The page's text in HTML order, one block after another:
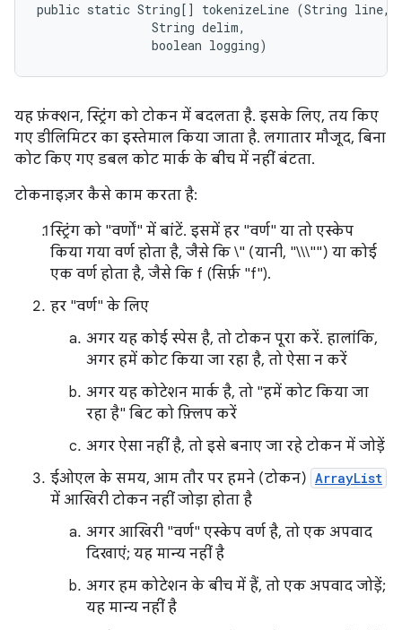
public static String[] tokenizeLine (String line,
                String delim,
                boolean logging)
यह फ़ंक्शन, स्ट्रिंग को टोकन में बदलता है. इसके लिए, तय किए
गए डीलिमिटर का इस्तेमाल किया जाता है. लगातार मौजूद, बिना
कोट किए गए डबल कोट मार्क के बीच में नहीं बंटता.
टोकनाइज़र कैसे काम करता है:
स्ट्रिंग को "वर्णों" में बांटें. इसमें हर "वर्ण" या तो एस्केप
किया गया वर्ण होता है, जैसे कि \" (यानी, "\\\"") या कोई
एक वर्ण होता है, जैसे कि f (सिर्फ़ "f").
हर "वर्ण" के लिए
अगर यह कोई स्पेस है, तो टोकन पूरा करें. हालांकि,
अगर हमें कोट किया जा रहा है, तो ऐसा न करें
अगर यह कोटेशन मार्क है, तो "हमें कोट किया जा
रहा है" बिट को फ़्लिप करें
अगर ऐसा नहीं है, तो इसे बनाए जा रहे टोकन में जोड़ें
ईओएल के समय, आम तौर पर हमने (टोकन) ArrayList
में आखिरी टोकन नहीं जोड़ा होता है
अगर आखिरी "वर्ण" एस्केप वर्ण है, तो एक अपवाद
दिखाएं; यह मान्य नहीं है
अगर हम कोटेशन के बीच में हैं, तो एक अपवाद जोड़ें;
यह मान्य नहीं है